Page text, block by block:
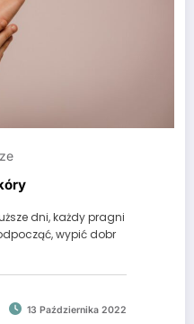
dni, każdy pragni
wypić dobr
13 Października 2022